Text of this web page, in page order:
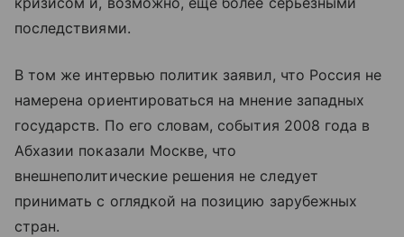
последствиями.
В том же интервью политик заявил, что Россия не
намерена ориентироваться на мнение западных
государств. По его словам, события 2008 года в
Абхазии показали Москве, что
внешнеполитические решения не следует
принимать с оглядкой на позицию зарубежных
стран.